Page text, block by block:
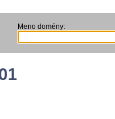
Meno domény: